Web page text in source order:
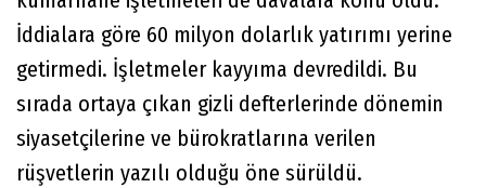
İddialara göre 60 milyon dolarlık yatırımı yerine
getirmedi. İşletmeler kayyıma devredildi. Bu
sırada ortaya çıkan gizli defterlerinde dönemin
siyasetçilerine ve bürokratlarına verilen
rüşvetlerin yazılı olduğu öne sürüldü.